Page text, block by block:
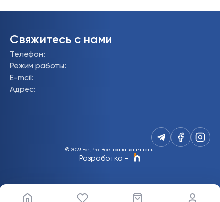
Свяжитесь с нами
Телефон:
Режим работы:
E-mail :
Адрес:
© 2023 FortPro. Все права защищены
Разработка -